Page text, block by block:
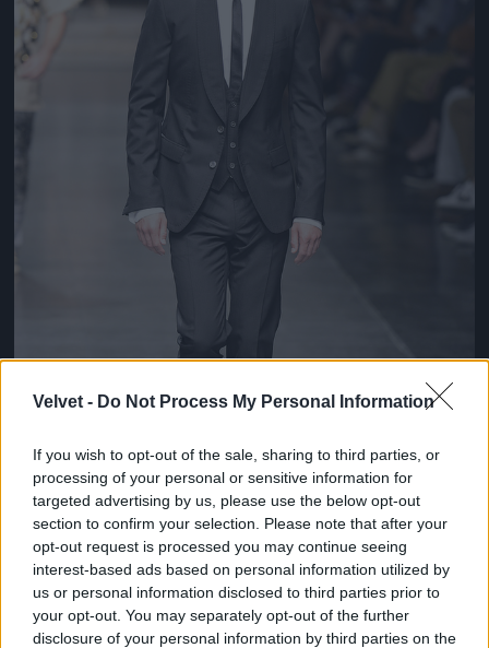
Velvet - Do Not Process My Personal Information
If you wish to opt-out of the sale, sharing to third parties, or
processing of your personal or sensitive information for
targeted advertising by us, please use the below opt-out
section to confirm your selection. Please note that after your
opt-out request is processed you may continue seeing
interest-based ads based on personal information utilized by
us or personal information disclosed to third parties prior to
your opt-out. You may separately opt-out of the further
disclosure of your personal information by third parties on the
Patinszki Misa a Dolce & Gabbana
divatbemutatóján
Fotó: Catwalking / Europress / Getty #8